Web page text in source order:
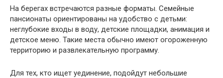
На берегах встречаются разные форматы. Семейные
пансионаты ориентированы на удобство с детьми:
неглубокие входы в воду, детские площадки, анимация и
детское меню. Такие места обычно имеют огороженную
территорию и развлекательную программу.
Для тех, кто ищет уединение, подойдут небольшие